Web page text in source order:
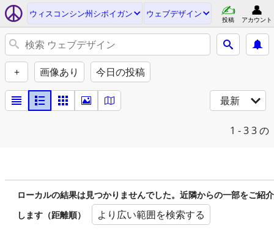
ウィスコンシン州シボイガン ウェブデザイン
投稿 アカウント
+ 画像あり 今日の投稿
最新
1 - 33 の
ローカルの結果は見つかりませんでした。近隣からの一部をご紹介
します（距離順）
より広い範囲を検索する